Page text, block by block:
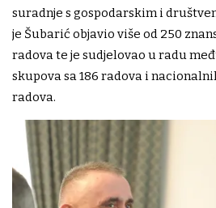
suradnje s gospodarskim i
je Šubarić objavio više od 250
radova te je sudjelovao u radu
skupova sa 186 radova i
radova.